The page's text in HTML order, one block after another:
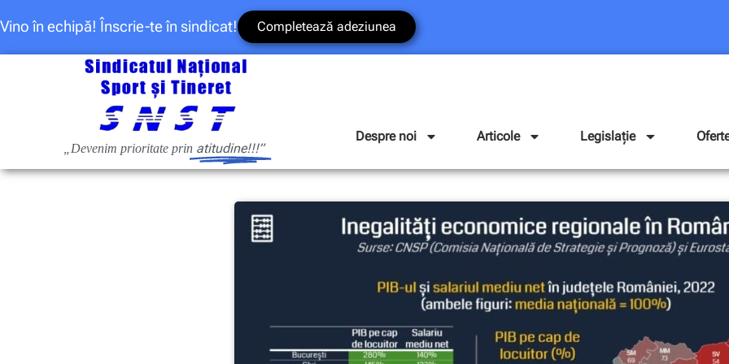
Vino în echipă! Înscrie-te în sindicat! Completează adeziunea
„Devenim prioritate prin atitudine!!!”
Despre noi Articole Legislație